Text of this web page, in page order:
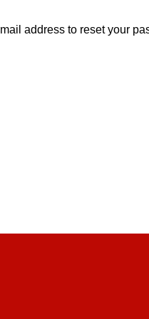
address to reset your